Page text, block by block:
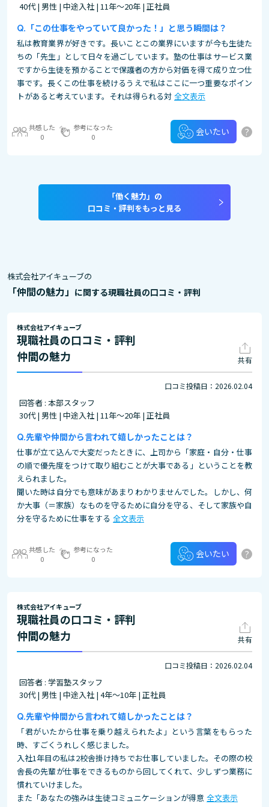
40代 | 男性 | 中途入社 | 11年～20年 | 正社員
「この仕事をやっていて良かった！」と思う瞬間は？
私は教育業界が好きです。長いことこの業界にいますが今も生徒た
ちの「先生」として日々を過ごしています。塾の仕事はサービス業
ですから生徒を預かることで保護者の方から対価を得て成り立つ仕
事です。長くこの仕事を続けるうえで私はここに一つ重要なポイン
トがあると考えています。それは得られる対 全文表示
共感した
0
参考になった
0
会いたい ?
「働く魅力」の
口コミ・評判をもっと見る
株式会社アイキューブの
「仲間の魅力」 に関する現職社員の口コミ・評判
株式会社アイキューブ
現職社員の口コミ・評判
仲間の魅力
共有
口コミ投稿日：2026.02.04
回答者 : 本部スタッフ
30代 | 男性 | 中途入社 | 11年～20年 | 正社員
先輩や仲間から言われて嬉しかったことは？
仕事が立て込んで大変だったときに、上司から「家庭・自分・仕事
の順で優先度をつけて取り組むことが大事である」ということを教
えられました。
聞いた時は自分でも意味があまりわかりませんでした。しかし、何
か大事（＝家族）なものを守るために自分を守る、そして家族や自
分を守るために仕事をする 全文表示
共感した
0
参考になった
0
会いたい ?
株式会社アイキューブ
現職社員の口コミ・評判
仲間の魅力
共有
口コミ投稿日：2026.02.04
回答者 : 学習塾スタッフ
30代 | 男性 | 中途入社 | 4年～10年 | 正社員
先輩や仲間から言われて嬉しかったことは？
「君がいたから仕事を乗り越えられたよ」という言葉をもらった
時、すごくうれしく感じました。
入社1年目の私は2校舎掛け持ちでお仕事していました。その際の校
舎長の先輩が仕事をできるものから回してくれて、少しずつ業務に
慣れていけました。
また「あなたの強みは生徒コミュニケーションが得意 全文表示